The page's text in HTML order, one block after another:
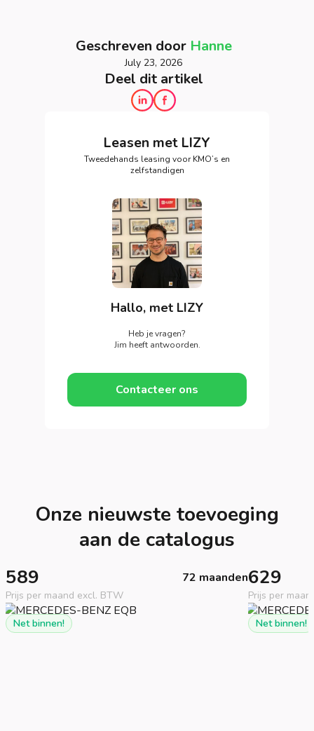
Geschreven door Hanne
July 23, 2026
Deel dit artikel
Leasen met LIZY
Tweedehands leasing voor KMO’s en
zelfstandigen
Hallo, met LIZY
Heb je vragen?
Jim heeft antwoorden.
Contacteer ons
Onze nieuwste toevoeging
aan de catalogus
589 72 maanden
Prijs per maand excl. BTW
Net binnen!
629
Prijs per
Net binnen!